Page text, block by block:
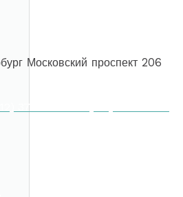
Московский проспект 206
373-60-00